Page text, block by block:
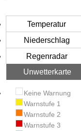
Temperatur
Niederschlag
Regenradar
Unwetterkarte
Keine Warnung
Warnstufe 1
Warnstufe 2
Warnstufe 3